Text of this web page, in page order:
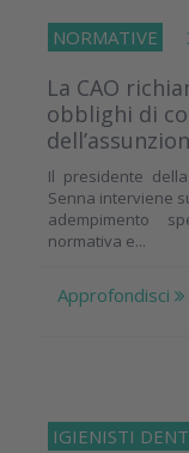
NORMATIVE
La CAO
obblighi di
Il presidente
Senna interviene
adempimento
normativa e...
Approfondisci
IGIENISTI